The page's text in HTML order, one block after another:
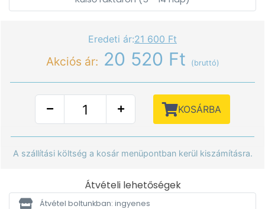
Eredeti ár:21 600 Ft
Akciós ár: 20 520 Ft (bruttó)
KOSÁRBA
A szállítási költség a kosár menüpontban kerül kiszámításra.
Átvételi lehetőségek
Átvétel boltunkban: ingyenes